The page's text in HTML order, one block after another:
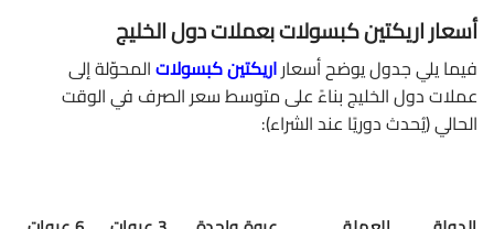
أسعار اريكتين كبسولات بعملات دول الخليج
فيما يلي جدول يوضح أسعاراريكتين كبسولاتالمحوّلة إلى
عملات دول الخليج بناءً على متوسط سعر الصرف في الوقت
الحالي (يُحدث دوريًا عند الشراء):